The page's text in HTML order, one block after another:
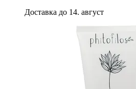
Доставка до 14. август